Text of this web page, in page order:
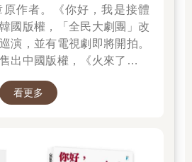
作者。《你好，我是接體
國版權，「全民大劇團」改
演，並有電視劇即將開拍。
出中國版權，《火來了，快
看更多